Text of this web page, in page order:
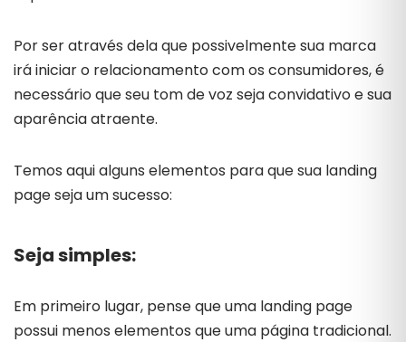
Por ser através dela que possivelmente sua marca
irá iniciar o relacionamento com os consumidores, é
necessário que seu tom de voz seja convidativo e sua
aparência atraente.
Temos aqui alguns elementos para que sua landing
page seja um sucesso:
Seja simples:
Em primeiro lugar, pense que uma landing page
possui menos elementos que uma página tradicional.